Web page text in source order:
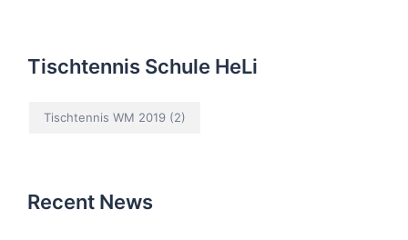
Tischtennis Schule HeLi
Tischtennis WM 2019 (2)
Recent News